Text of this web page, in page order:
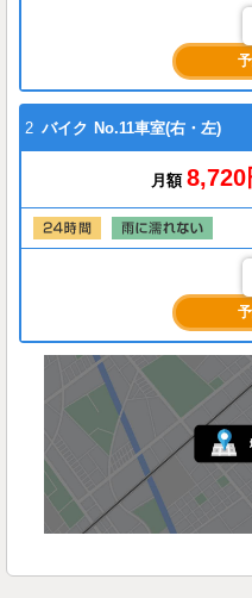
2 バイク No.11車室(右・左)
月額 8,720